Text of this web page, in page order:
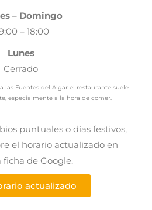
– Domingo
– 18:00
Lunes
Cerrado
las Fuentes del Algar el restaurante suele
especialmente a la hora de comer.
puntuales o días festivos,
el horario actualizado en
ficha de Google.
actualizado